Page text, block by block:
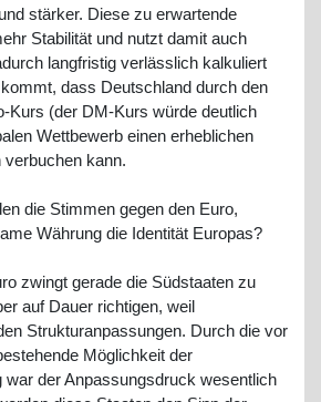
stärker. Diese zu erwartende
Stabilität und nutzt damit auch
langfristig verlässlich kalkuliert
dass Deutschland durch den
Kurs (der DM-Kurs würde deutlich
Wettbewerb einen erheblichen
verbuchen kann.
die Stimmen gegen den Euro,
Währung die Identität Europas?
zwingt gerade die Südstaaten zu
auf Dauer richtigen, weil
Strukturanpassungen. Durch die vor
Möglichkeit der
war der Anpassungsdruck wesentlich